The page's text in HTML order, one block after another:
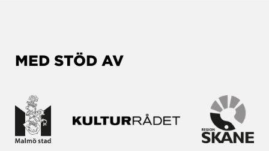
MED STÖD AV